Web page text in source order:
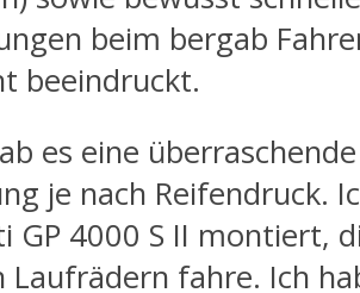
beim bergab
beeindruckt.
es eine überraschende
je nach Reifendruck.
GP 4000 S II montiert,
Laufrädern fahre. Ich